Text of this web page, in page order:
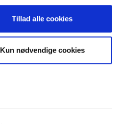
Tillad alle cookies
Kun nødvendige cookies